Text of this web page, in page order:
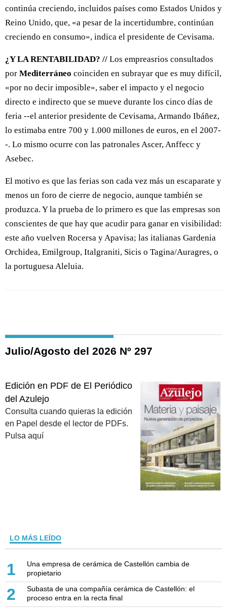
continúa creciendo, incluidos países como Estados Unidos y
Reino Unido, que, «a pesar de la incertidumbre, continúan
creciendo en consumo», indica el presidente de Cevisama.
¿Y LA RENTABILIDAD? // Los empreasrios consultados
por Mediterráneo coinciden en subrayar que es muy difícil,
«por no decir imposible», saber el impacto y el negocio
directo e indirecto que se mueve durante los cinco días de
feria --el anterior presidente de Cevisama, Armando Ibáñez,
lo estimaba entre 700 y 1.000 millones de euros, en el 2007-
-. Lo mismo ocurre con las patronales Ascer, Anffecc y
Asebec.
El motivo es que las ferias son cada vez más un escaparate y
menos un foro de cierre de negocio, aunque también se
produzca. Y la prueba de lo primero es que las empresas son
conscientes de que hay que acudir para ganar en visibilidad:
este año vuelven Rocersa y Apavisa; las italianas Gardenia
Orchidea, Emilgroup, Italgraniti, Sicis o Tagina/Auragres, o
la portuguesa Aleluia.
Julio/Agosto del 2026 Nº 297
Edición en PDF de El Periódico
del Azulejo
Consulta cuando quieras la edición
en Papel desde el lector de PDFs.
Pulsa aquí
LO MÁS LEÍDO
1
Una empresa de cerámica de Castellón cambia de
propietario
2
Subasta de una compañía cerámica de Castellón: el
proceso entra en la recta final